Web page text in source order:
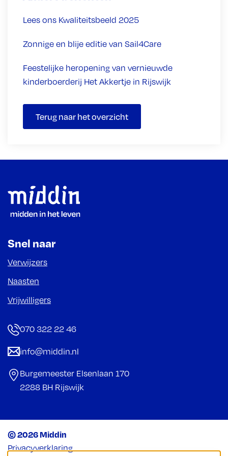
Lees ons Kwaliteitsbeeld 2025
Zonnige en blije editie van Sail4Care
Feestelijke heropening van vernieuwde
kinderboerderij Het Akkertje in Rijswijk
Terug naar het overzicht
Footer
Snel naar
Verwijzers
Naasten
Vrijwilligers
070 322 22 46
info@middin.nl
Burgemeester Elsenlaan 170
2288 BH Rijswijk
© 2026 Middin
Privacyverklaring